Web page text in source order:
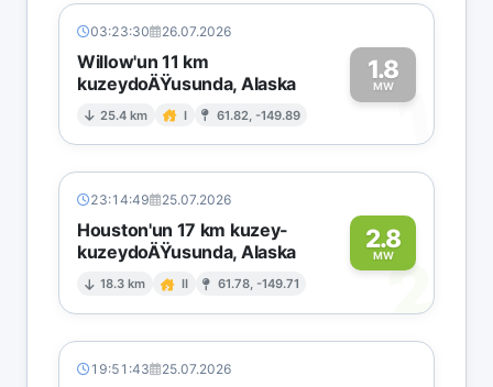
03:23:30 26.07.2026
Willow'un 11 km
kuzeydoÄŸusunda, Alaska
25.4 km I 61.82, -149.89
1.8
MW1
23:14:49 25.07.2026
Houston'un 17 km kuzey-
kuzeydoÄŸusunda, Alaska
18.3 km II 61.78, -149.71
2.8
MW2
19:51:43 25.07.2026